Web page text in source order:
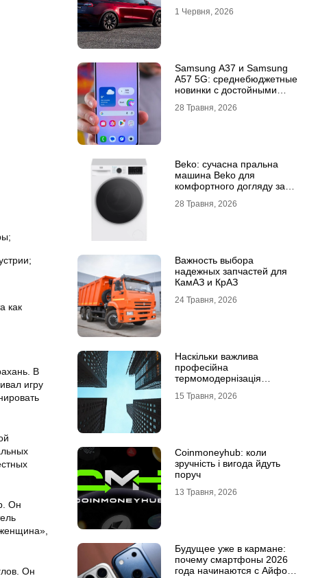
как
В
игру
Он
Он
1 Червня, 2026
Samsung A37 и Samsung
A57 5G: среднебюджетные
новинки с достойными
28 Травня, 2026
Beko: сучасна пральна
машина Beko для
комфортного догляду за
28 Травня, 2026
Важность выбора
надежных запчастей для
КамАЗ и КрАЗ
24 Травня, 2026
Наскільки важлива
професійна
термомодернізація
15 Травня, 2026
Coinmoneyhub: коли
зручність і вигода йдуть
поруч
13 Травня, 2026
Будущее уже в кармане:
почему смартфоны 2026
года начинаются с Айфон